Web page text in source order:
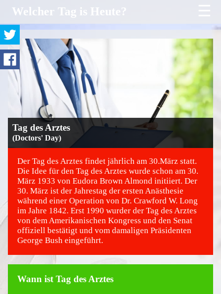
Welcher Tag is Heute? ☰
Tag des Arztes
(Doctors' Day)
©
Der Tag des Arztes findet jährlich am 30.März statt.
Die Idee für den Tag des Arztes wurde schon am 30.
März 1933 von Eudora Brown Almond initiiert. Der
30. März ist der Jahrestag der ersten Anästhesie
während einer Operation von Dr. Crawford W. Long
im Jahre 1842. Erst 1990 wurder der Tag des Arztes
von dem Amerikanischen Kongress und den Senat
offiziell bestätigt und vom damaligen Präsidenten
George Bush eingeführt.
Wann ist Tag des Arztes